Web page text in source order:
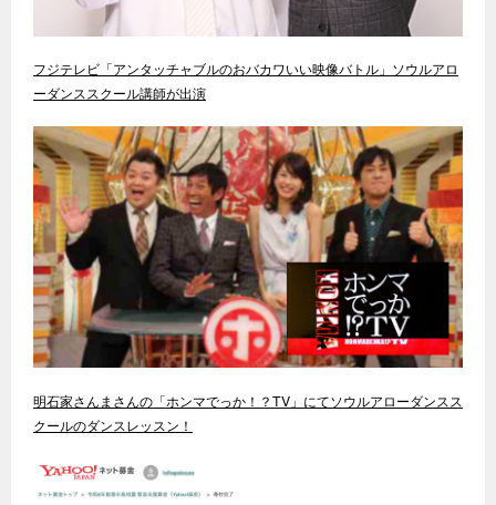
フジテレビ「アンタッチャブルのおバカワいい映像バトル」ソウルアロ
ーダンススクール講師が出演
明石家さんまさんの「ホンマでっか！？TV」にてソウルアローダンスス
クールのダンスレッスン！